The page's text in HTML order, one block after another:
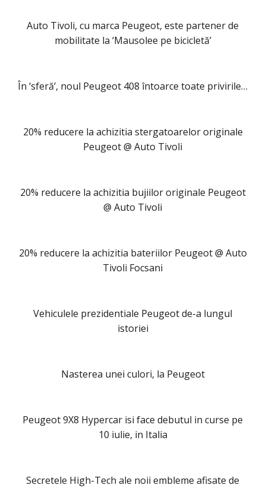
Auto Tivoli, cu marca Peugeot, este partener de
mobilitate la ‘Mausolee pe bicicletă’
În ‘sferă’, noul Peugeot 408 întoarce toate privirile…
20% reducere la achizitia stergatoarelor originale
Peugeot @ Auto Tivoli
20% reducere la achizitia bujiilor originale Peugeot
@ Auto Tivoli
20% reducere la achizitia bateriilor Peugeot @ Auto
Tivoli Focsani
Vehiculele prezidentiale Peugeot de-a lungul
istoriei
Nasterea unei culori, la Peugeot
Peugeot 9X8 Hypercar isi face debutul in curse pe
10 iulie, in Italia
Secretele High-Tech ale noii embleme afisate de